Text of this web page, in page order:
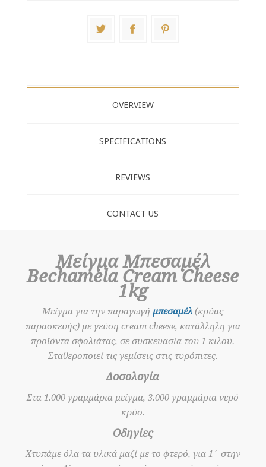
OVERVIEW
SPECIFICATIONS
REVIEWS
CONTACT US
Μείγμα Μπεσαμέλ
Bechamela Cream Cheese
1kg
Μείγµα για την παραγωγήµπεσαµέλ (κρύας
παρασκευής) με γεύση cream cheese, κατάλληλη για
προϊόντα σφολιάτας, σε συσκευασία του 1 κιλού.
Σταθεροποιεί τις γεμίσεις στις τυρόπιτες.
Δοσολογία
Στα 1.000 γραμμάρια μείγμα, 3.000 γραμμάρια νερό
κρύο.
Οδηγίες
Χτυπάμε όλα τα υλικά μαζί με το φτερό, για 1΄ στην